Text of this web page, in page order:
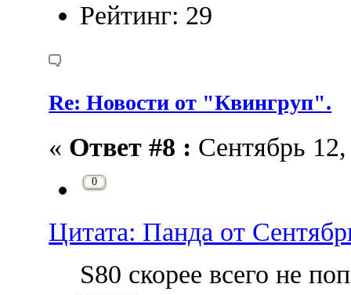
Рейтинг: 29
Re: Новости от "Квингруп".
« Ответ #8 : Сентябрь
0
Цитата: Панда от
S80 скорее всего не